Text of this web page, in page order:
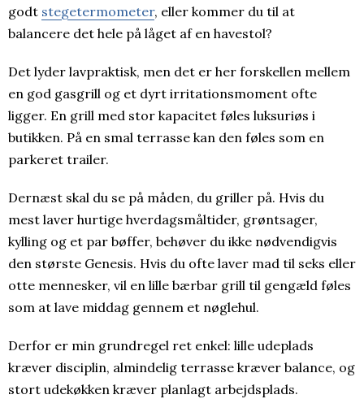
godt stegetermometer, eller kommer du til at
balancere det hele på låget af en havestol?
Det lyder lavpraktisk, men det er her forskellen mellem
en god gasgrill og et dyrt irritationsmoment ofte
ligger. En grill med stor kapacitet føles luksuriøs i
butikken. På en smal terrasse kan den føles som en
parkeret trailer.
Dernæst skal du se på måden, du griller på. Hvis du
mest laver hurtige hverdagsmåltider, grøntsager,
kylling og et par bøffer, behøver du ikke nødvendigvis
den største Genesis. Hvis du ofte laver mad til seks eller
otte mennesker, vil en lille bærbar grill til gengæld føles
som at lave middag gennem et nøglehul.
Derfor er min grundregel ret enkel: lille udeplads
kræver disciplin, almindelig terrasse kræver balance, og
stort udekøkken kræver planlagt arbejdsplads.